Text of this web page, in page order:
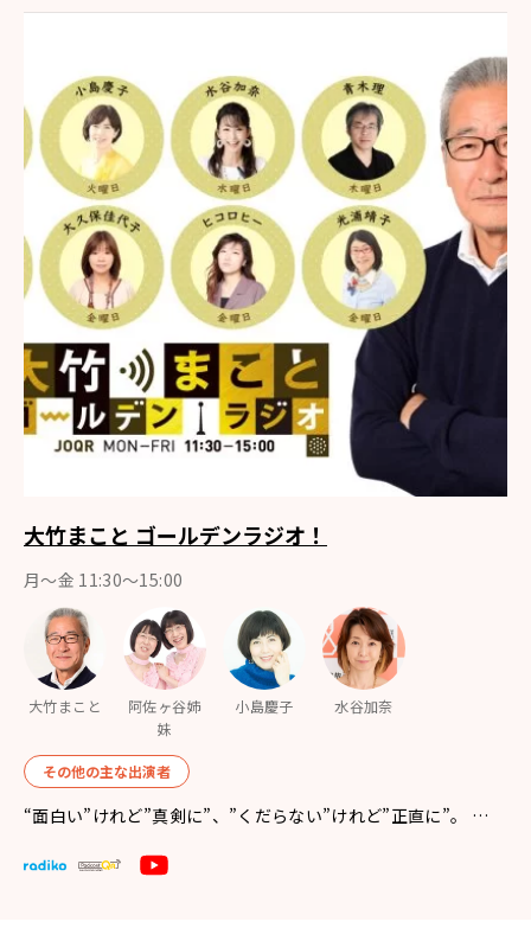
大竹まこと ゴールデンラジオ！
月〜金 11:30～15:00
大竹まこと
阿佐ヶ谷姉
妹
小島慶子 水谷加奈
その他の主な出演者
“面白い”けれど”真剣に”、”くだらない”けれど”正直に”。 …